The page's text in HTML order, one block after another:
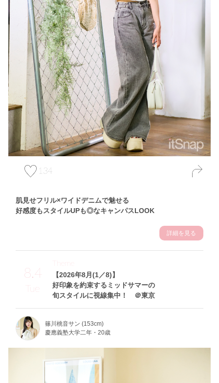
134
肌見せフリル×ワイドデニムで魅せる
好感度もスタイルUPも◎なキャンパスLOOK
詳細を見る
8.4
Tue
【2026年8月(1／8)】
好印象を約束するミッドサマーの
旬スタイルに視線集中！ ＠東京
Theme
篠川桃音サン (153cm)
慶應義塾大学二年・20歳